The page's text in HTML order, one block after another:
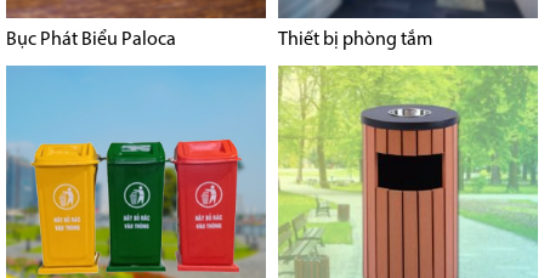
Bục Phát Biểu Paloca Thiết bị phòng tắm